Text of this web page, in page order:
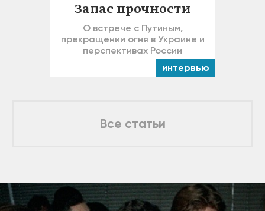
Запас прочности
О встрече с Путиным,
прекращении огня в Украине и
перспективах России
интервью
Все статьи